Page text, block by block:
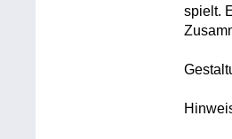
spielt.